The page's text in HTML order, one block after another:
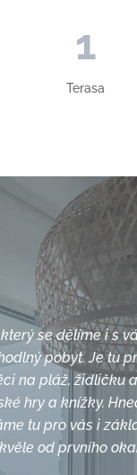
1
Terasa
se dělíme i s
pobyt. Je tu
na pláž, židličku
hry a knížky.
tu pro vás i
od prvního